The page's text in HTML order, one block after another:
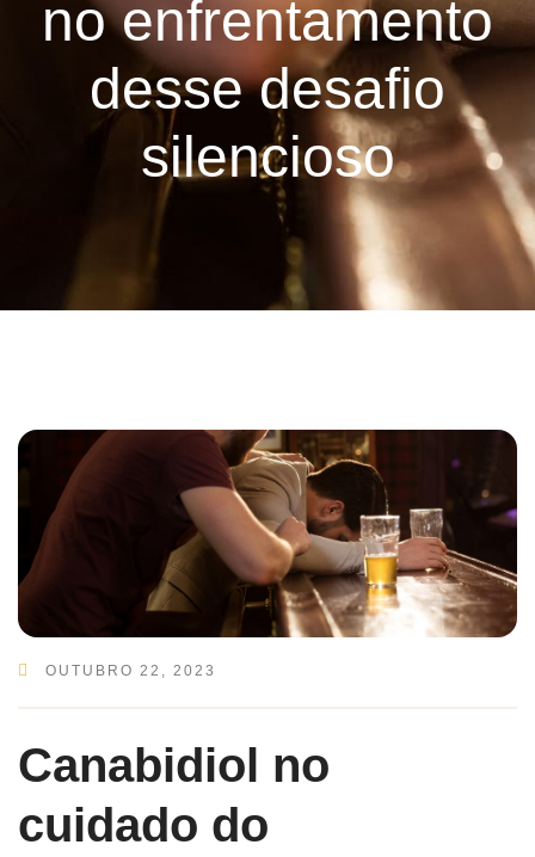
no enfrentamento
desse desafio
silencioso
OUTUBRO 22, 2023
Canabidiol no
cuidado do